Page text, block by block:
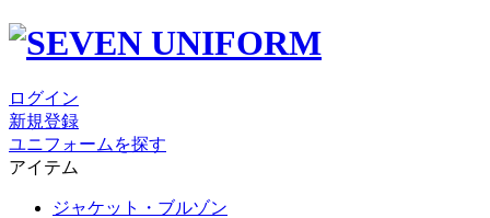
ログイン
新規登録
ユニフォームを探す
アイテム
ジャケット・ブルゾン